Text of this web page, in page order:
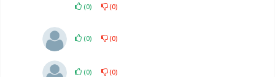
(0) (0)
(0) (0)
(0) (0)